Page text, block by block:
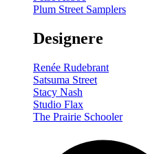
Plum Street Samplers
Designere
Renée Rudebrant
Satsuma Street
Stacy Nash
Studio Flax
The Prairie Schooler